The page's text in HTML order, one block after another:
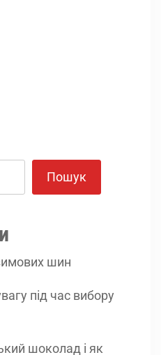
Пошук
шин
під час вибору
шоколад і як